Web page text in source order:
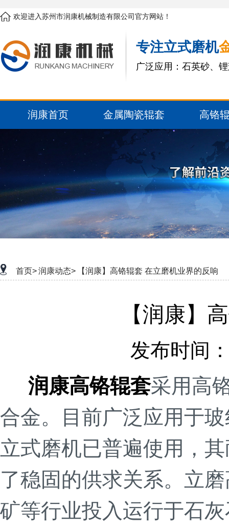
欢迎进入苏州市润康机械制造有限公司官方网站！
专注立式磨机
广泛应用：石英砂、
润康首页 金属陶瓷辊套 高铬
首页>润康动态> 【润康】高铬辊套 在立磨机业界的反响
【润康】
发布时间
润康高铬辊套采用高
合金。目前广泛应用于
立式磨机已普遍使用，
了稳固的供求关系。立
矿等行业投入运行于石